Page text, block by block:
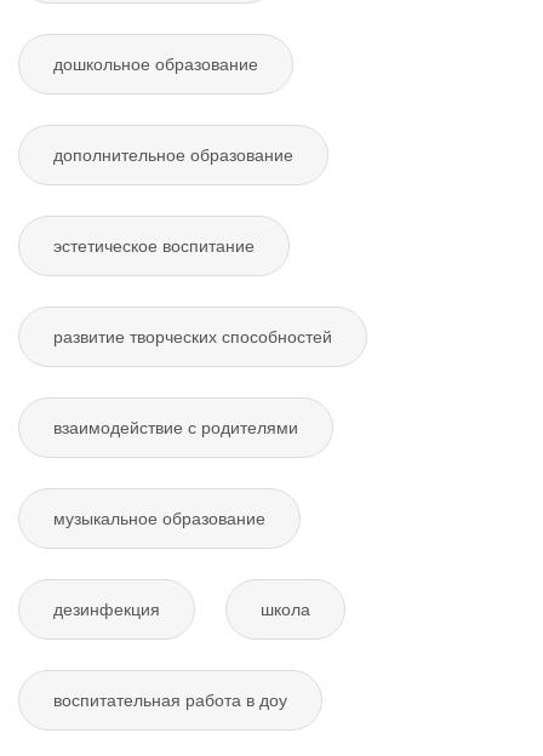
дошкольное образование
дополнительное образование
эстетическое воспитание
развитие творческих способностей
взаимодействие с родителями
музыкальное образование
дезинфекция школа
воспитательная работа в доу